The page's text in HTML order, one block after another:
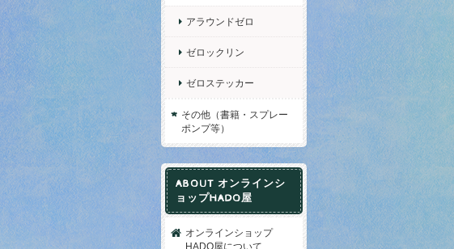
アラウンドゼロ
ゼロックリン
ゼロステッカー
その他（書籍・スプレー
ポンプ等）
ABOUT オンラインシ
ョップHADO屋
オンラインショップ
HADO屋について